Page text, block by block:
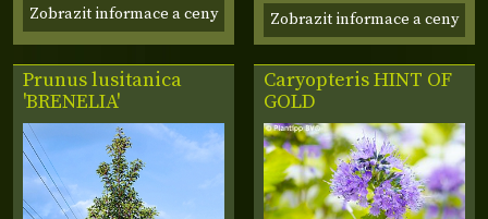
Zobrazit informace a ceny cm
šířka koruny 50-60
kmene 12-14 cm,
Zobrazit informace a ceny
Prunus lusitanica
'BRENELIA'
CaryopterisHINT OF
GOLD